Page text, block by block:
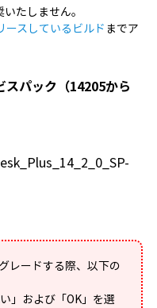
たしません。
ースしているビルド までア
スパック（14205から
レードする際、以下の
」および「OK」を選